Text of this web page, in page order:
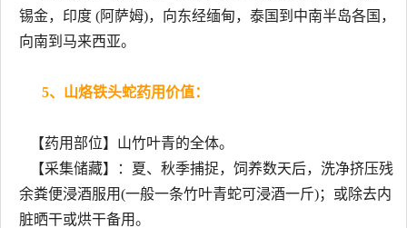
锡金，印度 (阿萨姆)，向东经缅甸，泰国到中南半岛各国，
向南到马来西亚。
5、山烙铁头蛇药用价值：
【药用部位】山竹叶青的全体。
【采集储藏】：夏、秋季捕捉，饲养数天后，洗净挤压残
余粪便浸酒服用(一般一条竹叶青蛇可浸酒一斤)；或除去内
脏晒干或烘干备用。